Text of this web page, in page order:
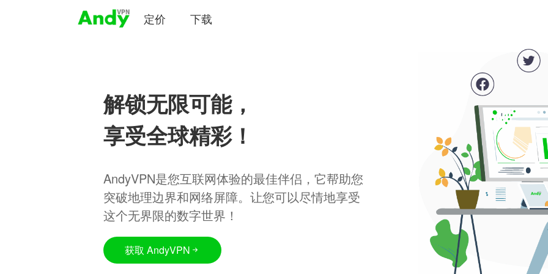
定价 下载
解锁无限可能，
享受全球精彩！
AndyVPN是您互联网体验的最佳伴侣，它帮助您
突破地理边界和网络屏障。让您可以尽情地享受
这个无界限的数字世界！
获取 AndyVPN